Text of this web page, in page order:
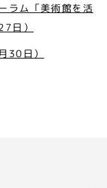
ラム「美術館を活
日）
30日）